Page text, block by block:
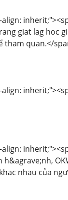
giat lag hoc
tham quan.</
h&agrave;nh,
nhau của